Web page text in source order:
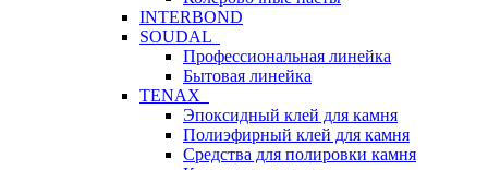
INTERBOND
SOUDAL
Профессиональная линейка
Бытовая линейка
TENAX
Эпоксидный клей для камня
Полиэфирный клей для камня
Средства для полировки камня